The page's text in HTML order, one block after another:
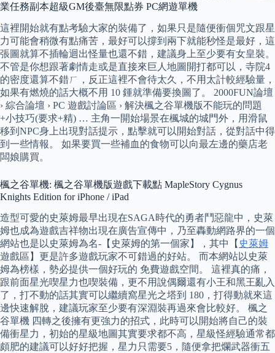
業任務副本超級GM後臺無限點券 PC網遊單機
這裡開始就有點考驗大家的裝備了，如果只是隨便衝個咒文跟星
力可能會稍微有點痛苦，最好可以撐到兩下就能秒怪是最好，這
張圖就算不插輪迴出怪量也還不錯，建議身上至少要有女皇裝。
不管是你想跟著劇情走或是直接來巨人地圖開打都可以，寺院4
的密度還算不錯ㄏ，反正這裡不會待太久，不用太計較經驗量，
如果有燃燒的話大概不用 10 鍾就準備要換圖了。 2000FUN論壇
› 綜合論壇 › PC 遊戲討論區 › 解決楓之谷單機版不能玩的問題
+小技巧(要求+精) … 主角一開始場景在楓城的城門外，用滑鼠
移到NPC身上出現對話提示，點擊就可以開始對話，從對話中得
到一些情報。 如果要買一些補血的食物可以向最左邊的藥店老
闆娘購買。
楓之谷單機: 楓之谷單機版遊戲下載點 MapleStory Cygnus
Knights Edition for iPhone / iPad
造型可愛的史萊姆最早出現在SAGA時代的勇者鬥惡龍中，史萊
姆也成為遊戲吉祥物出現在廣告宣傳中，乃至轟動網路界的一個
網站也是以史萊姆為名-【史萊姆的第一個家】，其中【 史萊姆
遊戲區】更是許多遊戲玩家不可錯過的好站。 而本網站以史萊
姆為榜樣，勢必提供一個好玩的 免費遊戲空間。 這裡真的痛，
跟前面星光喫星力也喫裝備，更不用說偶爾還有小王和黑王亂入
了，打不動的話其實可以繼續窩星光之塔到 180，打得動就來這
邊快速解脫，建議玩家至少要有深淵裝再過來會比較好。 楓之
谷單機 四轉之後擁有更強力的招式，此時可以開始將自己的裝
備衝星力，初始的星級地圖其實要求都不高，星級怪經驗通常都
頗肥的建議可以好好把握，星力只需要5，隨便拿把爛武器衝五